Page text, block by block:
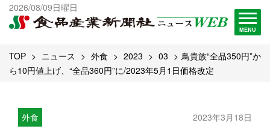
2026/08/09日曜日
MENU
出版物一覧へ
試読・購読申し込み
TOP ニュース 外食 2023 03
鳥貴族“全品350円”か
ら10円値上げ、“全品360円”に/2023年5月1日価格改定
外食 2023年3月18日